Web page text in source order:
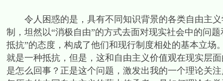
令人困惑的是，具有不同知识背景的各类自由主义
制，坦然以“消极自由”的方式去面对现实社会中的问
抵抗”的态度，构成了他们和现行制度相处的基本立
就是一种抵抗，但是，这和自由主义价值观在现实层
是怎么回事？正是这个问题，激发出我的一个理论关